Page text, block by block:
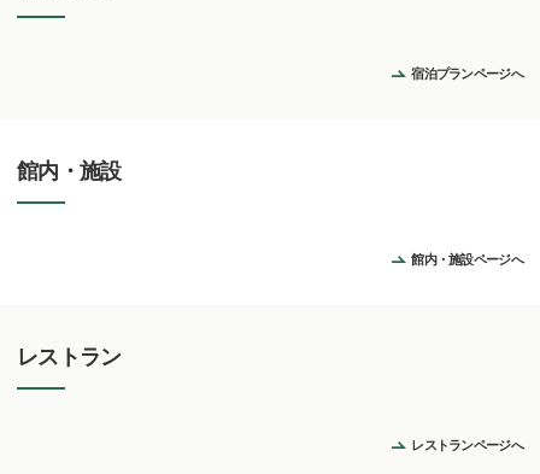
宿泊プランページへ
館内・施設
館内・施設ページへ
レストラン
レストランページへ